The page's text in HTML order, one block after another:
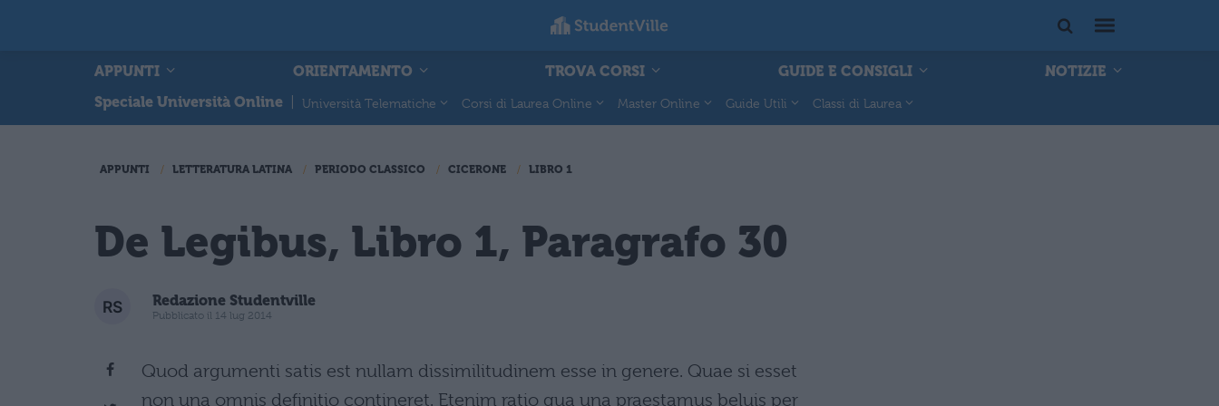
APPUNTI ORIENTAMENTO TROVA CORSI GUIDE E CONSIGLI
NOTIZIE
Speciale Università Online
Università Telematiche Corsi di Laurea Online Master Online Guide Utili Classi di Laurea
APPUNTI LETTERATURA LATINA PERIODO CLASSICO CICERONE LIBRO 1
De Legibus, Libro 1, Paragrafo 30
Redazione Studentville
Pubblicato il 14 lug 2014
Quod argumenti satis est nullam dissimilitudinem esse in genere. Quae si esset
non una omnis definitio contineret. Etenim ratio qua una praestamus beluis per